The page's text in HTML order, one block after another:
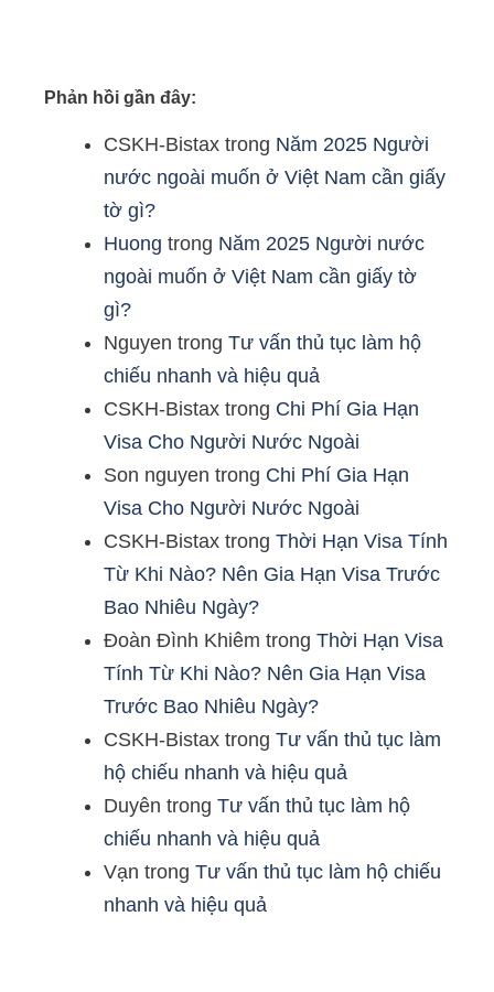
Phản hồi gần đây:
CSKH-Bistax trong Năm 2025 Người
nước ngoài muốn ở Việt Nam cần giấy
tờ gì?
Huong trong Năm 2025 Người nước
ngoài muốn ở Việt Nam cần giấy tờ
gì?
Nguyen trong Tư vấn thủ tục làm hộ
chiếu nhanh và hiệu quả
CSKH-Bistax trong Chi Phí Gia Hạn
Visa Cho Người Nước Ngoài
Son nguyen trong Chi Phí Gia Hạn
Visa Cho Người Nước Ngoài
CSKH-Bistax trong Thời Hạn Visa Tính
Từ Khi Nào? Nên Gia Hạn Visa Trước
Bao Nhiêu Ngày?
Đoàn Đình Khiêm trong Thời Hạn Visa
Tính Từ Khi Nào? Nên Gia Hạn Visa
Trước Bao Nhiêu Ngày?
CSKH-Bistax trong Tư vấn thủ tục làm
hộ chiếu nhanh và hiệu quả
Duyên trong Tư vấn thủ tục làm hộ
chiếu nhanh và hiệu quả
Vạn trong Tư vấn thủ tục làm hộ chiếu
nhanh và hiệu quả